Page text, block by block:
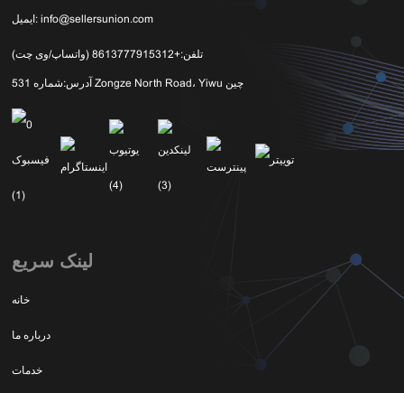
ایمیل: info@sellersunion.com
تلفن:+8613777915312 (واتساپ/وی چت)
آدرس: شماره 531 Zongze North Road، Yiwu چین
لینک سریع
خانه
درباره ما
خدمات